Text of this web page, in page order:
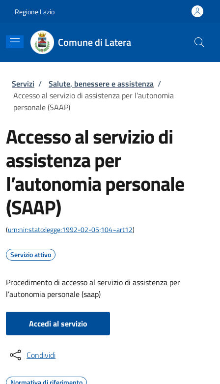
Regione Lazio
Comune di Latera
Briciole di pane
Servizi / Salute, benessere e assistenza /
Accesso al servizio di assistenza per l’autonomia
personale (SAAP)
Accesso al servizio di
assistenza per
l’autonomia personale
(SAAP)
(urn:nir:stato:legge:1992-02-05;104~art12)
Servizio attivo
Procedimento di accesso al servizio di assistenza per
l’autonomia personale (saap)
Accedi al servizio
Condividi